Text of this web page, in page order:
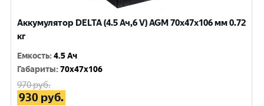
Аккумулятор DELTA (4.5 Ач,6 V) AGM 70x47x106 мм 0.72
кг
Емкость:4.5 Ач
Габариты:70x47x106
970руб.
930 руб.